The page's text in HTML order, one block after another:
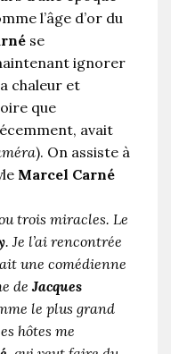
l’âge d’or du
se
ignorer
chaleur et
que
avait
). On assiste à
Marcel Carné
trois miracles. Le
. Je l’ai rencontrée
une comédienne
deJacques
le plus grand
hôtes me